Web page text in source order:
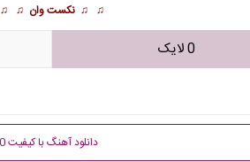
♫ ♫ نکست وان ♫ ♫
0 لایک
دانلود آهنگ با کیفیت 320